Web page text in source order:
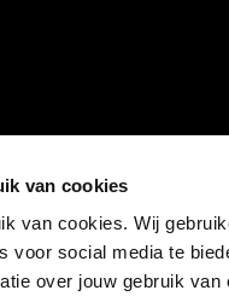
van cookies
van cookies. Wij
voor social media te
over jouw gebruik